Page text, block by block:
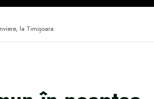
la Timișoara